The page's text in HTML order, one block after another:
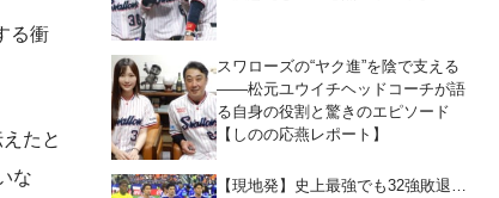
る衝
たと
な
スワローズの“ヤク進”を陰で支える
――松元ユウイチヘッドコーチが語
る自身の役割と驚きのエピソード
【しのの応燕レポート】
【現地発】史上最強でも32強敗退…